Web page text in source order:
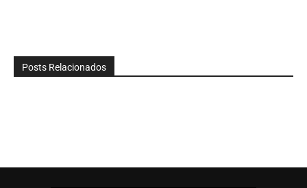
Posts Relacionados